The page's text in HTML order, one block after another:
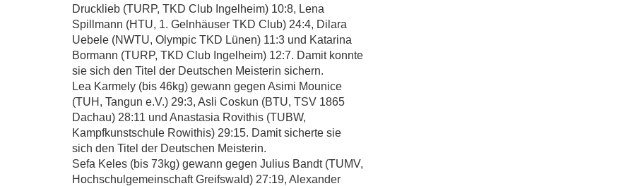
Drucklieb (TURP, TKD Club Ingelheim) 10:8, Lena
Spillmann (HTU, 1. Gelnhäuser TKD Club) 24:4, Dilara
Uebele (NWTU, Olympic TKD Lünen) 11:3 und Katarina
Bormann (TURP, TKD Club Ingelheim) 12:7. Damit konnte
sie sich den Titel der Deutschen Meisterin sichern.
Lea Karmely (bis 46kg) gewann gegen Asimi Mounice
(TUH, Tangun e.V.) 29:3, Asli Coskun (BTU, TSV 1865
Dachau) 28:11 und Anastasia Rovithis (TUBW,
Kampfkunstschule Rowithis) 29:15. Damit sicherte sie
sich den Titel der Deutschen Meisterin.
Sefa Keles (bis 73kg) gewann gegen Julius Bandt (TUMV,
Hochschulgemeinschaft Greifswald) 27:19, Alexander